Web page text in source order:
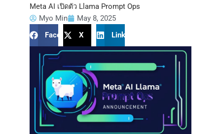
Meta AI เปิดตัว Llama Prompt Ops
Myo Min
May 8, 2025
Facebook
X LinkedIn